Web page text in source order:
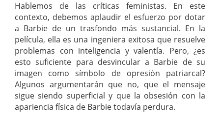
Hablemos de las críticas feministas. En este
contexto, debemos aplaudir el esfuerzo por dotar
a Barbie de un trasfondo más sustancial. En la
película, ella es una ingeniera exitosa que resuelve
problemas con inteligencia y valentía. Pero, ¿es
esto suficiente para desvincular a Barbie de su
imagen como símbolo de opresión patriarcal?
Algunos argumentarán que no, que el mensaje
sigue siendo superficial y que la obsesión con la
apariencia física de Barbie todavía perdura.